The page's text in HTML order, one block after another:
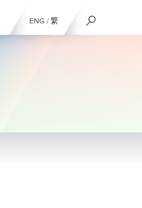
ENG / 繁